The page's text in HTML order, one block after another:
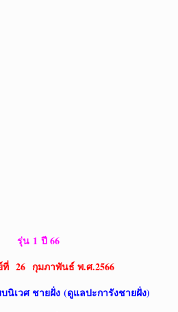
รุ่น1 ปี 66
ที่ 26 กุมภาพันธ์ พ.ศ.2566
นิเวศ ชายฝั่ง(ดูแลปะการังชายฝั่ง)